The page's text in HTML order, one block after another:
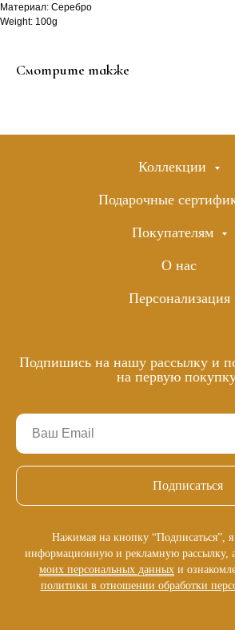
Материал: Серебро
Weight: 100g
Смотрите также
Коллекции
Подарочные
Покупателям
О нас
Персонализация
Подпишись на нашу рассылку и
на первую
Подписаться
Нажимая на кнопку “Подписаться”,
информационную и рекламную рассылку,
моих персональных данных и
политики в отношении обработки